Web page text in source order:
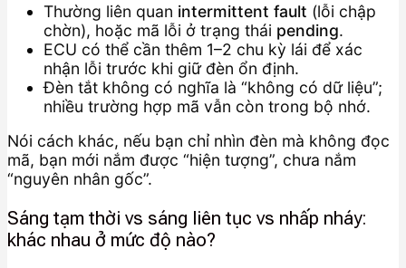
Thường liên quan intermittent fault (lỗi chập
chờn), hoặc mã lỗi ở trạng thái pending.
ECU có thể cần thêm 1–2 chu kỳ lái để xác
nhận lỗi trước khi giữ đèn ổn định.
Đèn tắt không có nghĩa là “không có dữ liệu”;
nhiều trường hợp mã vẫn còn trong bộ nhớ.
Nói cách khác, nếu bạn chỉ nhìn đèn mà không đọc
mã, bạn mới nắm được “hiện tượng”, chưa nắm
“nguyên nhân gốc”.
Sáng tạm thời vs sáng liên tục vs nhấp nháy:
khác nhau ở mức độ nào?